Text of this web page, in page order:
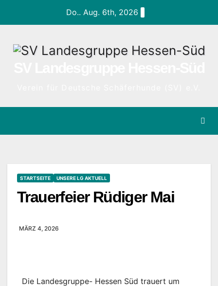
Do.. Aug. 6th, 2026
STARTSEITE UNSERE LG AKTUELL
Trauerfeier Rüdiger Mai
MÄRZ 4, 2026
Die Landesgruppe- Hessen Süd trauert um